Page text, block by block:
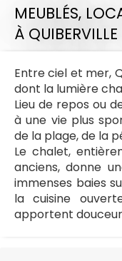
MEUBLÉS,
À QUIBERVILLE
Entre ciel et mer,
dont la lumière
Lieu de repos ou
à une vie plus
de la plage, de la
Le chalet,
anciens, donne
immenses baies
la cuisine
apportent